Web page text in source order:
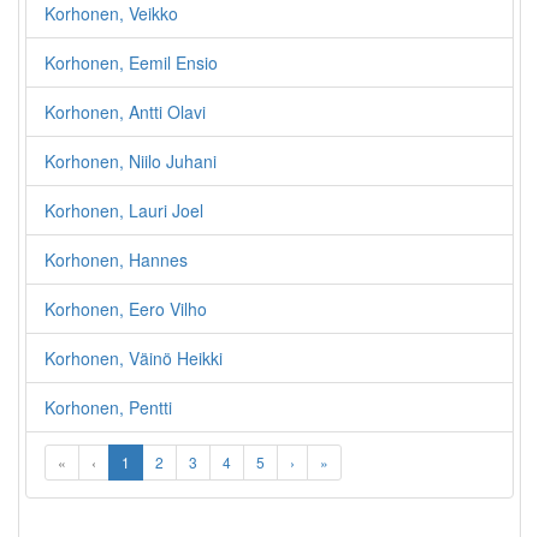
Korhonen, Veikko
Korhonen, Eemil Ensio
Korhonen, Antti Olavi
Korhonen, Niilo Juhani
Korhonen, Lauri Joel
Korhonen, Hannes
Korhonen, Eero Vilho
Korhonen, Väinö Heikki
Korhonen, Pentti
« ‹ 1 2 3 4 5 › »